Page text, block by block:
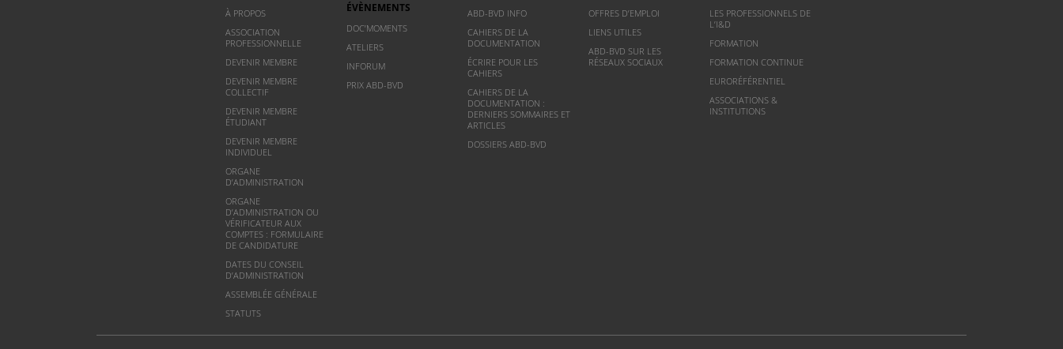
À PROPOS
ASSOCIATION
PROFESSIONNELLE
DEVENIR MEMBRE
DEVENIR MEMBRE
COLLECTIF
DEVENIR MEMBRE
ÉTUDIANT
DEVENIR MEMBRE
INDIVIDUEL
ORGANE
D’ADMINISTRATION
ORGANE
D’ADMINISTRATION OU
VÉRIFICATEUR AUX
COMPTES : FORMULAIRE
DE CANDIDATURE
DATES DU CONSEIL
D’ADMINISTRATION
ASSEMBLÉE GÉNÉRALE
STATUTS
ÉVÈNEMENTS
DOC’MOMENTS
ATELIERS
INFORUM
PRIX ABD-BVD
ABD-BVD INFO
CAHIERS DE LA
DOCUMENTATION
ÉCRIRE POUR LES
CAHIERS
CAHIERS DE LA
DOCUMENTATION :
DERNIERS SOMMAIRES ET
ARTICLES
DOSSIERS ABD-BVD
OFFRES D’EMPLOI
LIENS UTILES
ABD-BVD SUR LES
RÉSEAUX SOCIAUX
LES PROFESSIONNELS DE
L’I&D
FORMATION
FORMATION CONTINUE
EURORÉFÉRENTIEL
ASSOCIATIONS &
INSTITUTIONS